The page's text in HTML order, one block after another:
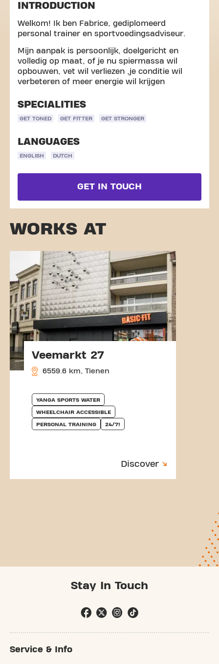
INTRODUCTION
Welkom! Ik ben Fabrice, gediplomeerd
personal trainer en sportvoedingsadviseur.
Mijn aanpak is persoonlijk, doelgericht en
volledig op maat, of je nu spiermassa wil
opbouwen, vet wil verliezen ,je conditie wil
verbeteren of meer energie wil krijgen
SPECIALITIES
GET TONED GET FITTER GET STRONGER
LANGUAGES
ENGLISH DUTCH
GET IN TOUCH
WORKS AT
Veemarkt 27
6559.6 km, Tienen
YANGA SPORTS WATER
WHEELCHAIR ACCESSIBLE
PERSONAL TRAINING 24/7!
Discover
Stay In Touch
Service & Info